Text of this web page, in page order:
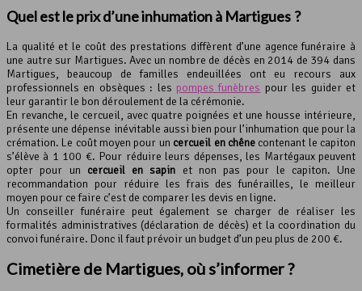
Quel est le prix d’une inhumation à Martigues ?
La qualité et le coût des prestations diffèrent d’une agence funéraire à
une autre sur Martigues. Avec un nombre de décès en 2014 de 394 dans
Martigues, beaucoup de familles endeuillées ont eu recours aux
professionnels en obsèques : les pompes funèbres pour les guider et
leur garantir le bon déroulement de la cérémonie.
En revanche, le cercueil, avec quatre poignées et une housse intérieure,
présente une dépense inévitable aussi bien pour l’inhumation que pour la
crémation. Le coût moyen pour un cercueil en chênecontenant le capiton
s’élève à 1 100 €. Pour réduire leurs dépenses, les Martégaux peuvent
opter pour un cercueil en sapin et non pas pour le capiton. Une
recommandation pour réduire les frais des funérailles, le meilleur
moyen pour ce faire c’est de comparer les devis en ligne.
Un conseiller funéraire peut également se charger de réaliser les
formalités administratives (déclaration de décès) et la coordination du
convoi funéraire. Donc il faut prévoir un budget d’un peu plus de 200 €.
Cimetière de Martigues, où s’informer ?